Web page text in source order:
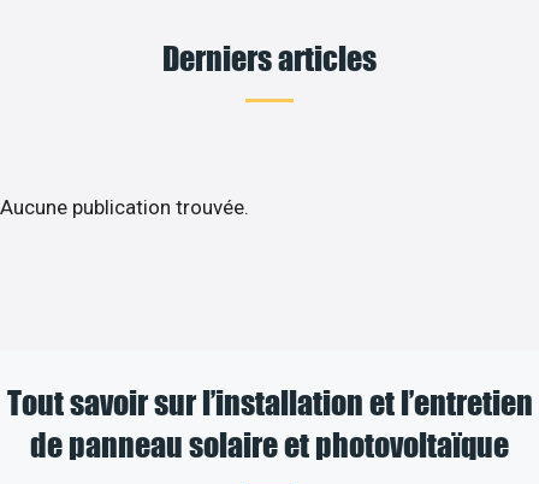
Derniers articles
Aucune publication trouvée.
Tout savoir sur l’installation et l’entretien
de panneau solaire et photovoltaïque